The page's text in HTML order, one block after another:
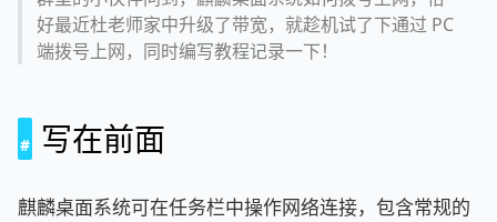
好最近杜老师家中升级了带宽，就趁机试了下通过 PC
端拨号上网，同时编写教程记录一下！
写在前面
麒麟桌面系统可在任务栏中操作网络连接，包含常规的